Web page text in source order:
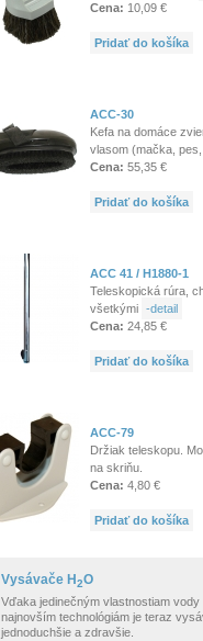
Cena: 10,09 €
Pridať do košíka
ACC-30
Kefa na domáce
vlasom (mačka,
Cena: 55,35 €
Pridať do košíka
ACC 41 / H1880-1
Teleskopická rúra,
všetkými -detail
Cena: 24,85 €
Pridať do košíka
ACC-79
Držiak teleskopu.
na skriňu.
Cena: 4,80 €
Pridať do košíka
Vysávače H 2O
Vďaka jedinečným vlastnostiam vody
najnovším technológiám je teraz
jednoduchšie a zdravšie.